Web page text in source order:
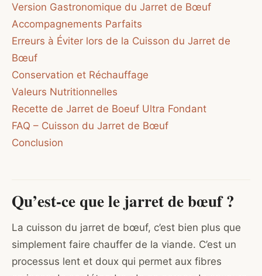
Version Gastronomique du Jarret de Bœuf
Accompagnements Parfaits
Erreurs à Éviter lors de la Cuisson du Jarret de
Bœuf
Conservation et Réchauffage
Valeurs Nutritionnelles
Recette de Jarret de Boeuf Ultra Fondant
FAQ – Cuisson du Jarret de Bœuf
Conclusion
Qu’est-ce que le jarret de bœuf ?
La cuisson du jarret de bœuf, c’est bien plus que
simplement faire chauffer de la viande. C’est un
processus lent et doux qui permet aux fibres